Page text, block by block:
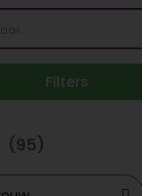
Filters
(95)